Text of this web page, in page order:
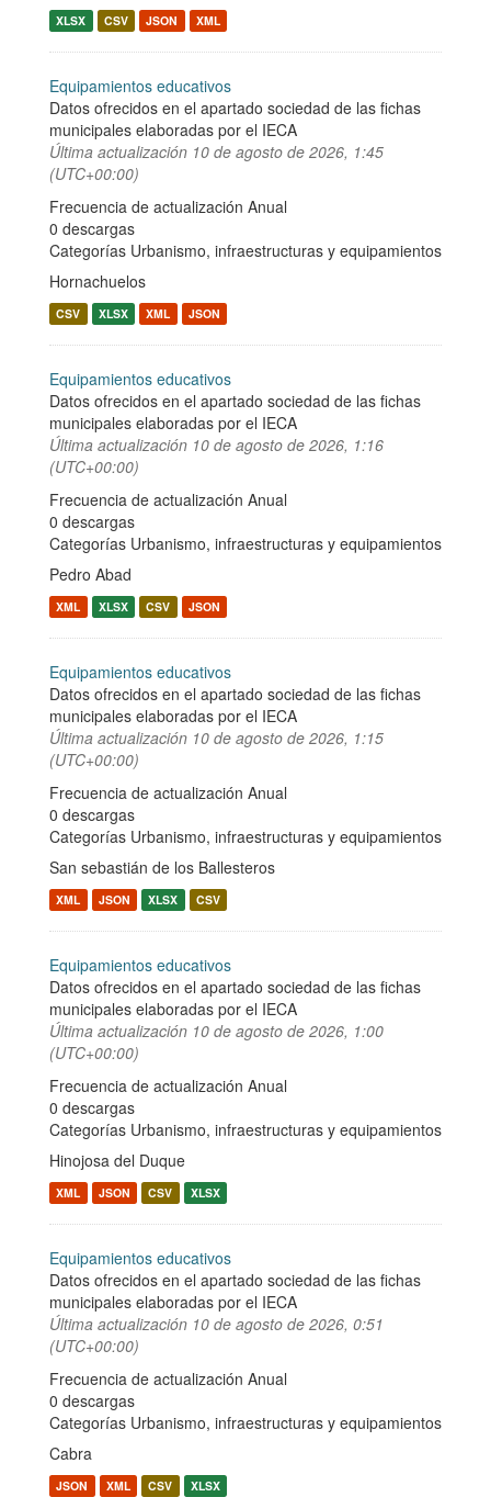
XLSX CSV JSON XML
Equipamientos educativos
Datos ofrecidos en el apartado sociedad de las fichas
municipales elaboradas por el IECA
Última actualización 10 de agosto de 2026, 1:45
(UTC+00:00)
Frecuencia de actualización Anual
0 descargas
Categorías Urbanismo, infraestructuras y equipamientos
Hornachuelos
CSV XLSX XML JSON
Equipamientos educativos
Datos ofrecidos en el apartado sociedad de las fichas
municipales elaboradas por el IECA
Última actualización 10 de agosto de 2026, 1:16
(UTC+00:00)
Frecuencia de actualización Anual
0 descargas
Categorías Urbanismo, infraestructuras y equipamientos
Pedro Abad
XML XLSX CSV JSON
Equipamientos educativos
Datos ofrecidos en el apartado sociedad de las fichas
municipales elaboradas por el IECA
Última actualización 10 de agosto de 2026, 1:15
(UTC+00:00)
Frecuencia de actualización Anual
0 descargas
Categorías Urbanismo, infraestructuras y equipamientos
San sebastián de los Ballesteros
XML JSON XLSX CSV
Equipamientos educativos
Datos ofrecidos en el apartado sociedad de las fichas
municipales elaboradas por el IECA
Última actualización 10 de agosto de 2026, 1:00
(UTC+00:00)
Frecuencia de actualización Anual
0 descargas
Categorías Urbanismo, infraestructuras y equipamientos
Hinojosa del Duque
XML JSON CSV XLSX
Equipamientos educativos
Datos ofrecidos en el apartado sociedad de las fichas
municipales elaboradas por el IECA
Última actualización 10 de agosto de 2026, 0:51
(UTC+00:00)
Frecuencia de actualización Anual
0 descargas
Categorías Urbanismo, infraestructuras y equipamientos
Cabra
JSON XML CSV XLSX